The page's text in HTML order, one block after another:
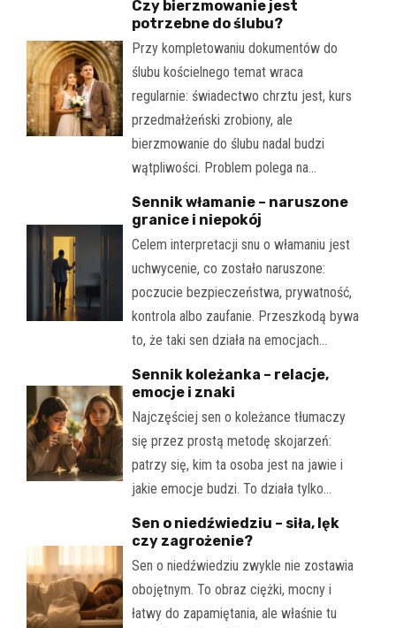
Czy bierzmowanie jest
potrzebne do ślubu?
Przy kompletowaniu dokumentów do
ślubu kościelnego temat wraca
regularnie: świadectwo chrztu jest, kurs
przedmałżeński zrobiony, ale
bierzmowanie do ślubu nadal budzi
wątpliwości. Problem polega na…
Sennik włamanie – naruszone
granice i niepokój
Celem interpretacji snu o włamaniu jest
uchwycenie, co zostało naruszone:
poczucie bezpieczeństwa, prywatność,
kontrola albo zaufanie. Przeszkodą bywa
to, że taki sen działa na emocjach…
Sennik koleżanka – relacje,
emocje i znaki
Najczęściej sen o koleżance tłumaczy
się przez prostą metodę skojarzeń:
patrzy się, kim ta osoba jest na jawie i
jakie emocje budzi. To działa tylko…
Sen o niedźwiedziu – siła, lęk
czy zagrożenie?
Sen o niedźwiedziu zwykle nie zostawia
obojętnym. To obraz ciężki, mocny i
łatwy do zapamiętania, ale właśnie tu